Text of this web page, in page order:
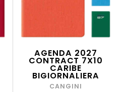
AGENDA 2027
CONTRACT 7X10
CARIBE
BIGIORNALIERA
CANGINI